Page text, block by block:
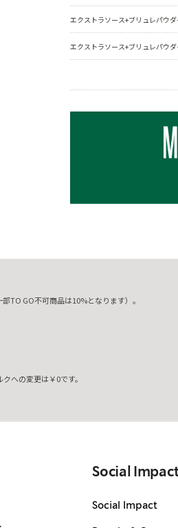
エクストラソース+ブリュレパウダ
エクストラソース+ブリュレパウダ
TO GO不可商品は10%となります）。
への変更は￥0です。
Social
Social Impact